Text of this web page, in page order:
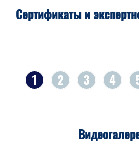
Сертификаты и
1 2 3 4